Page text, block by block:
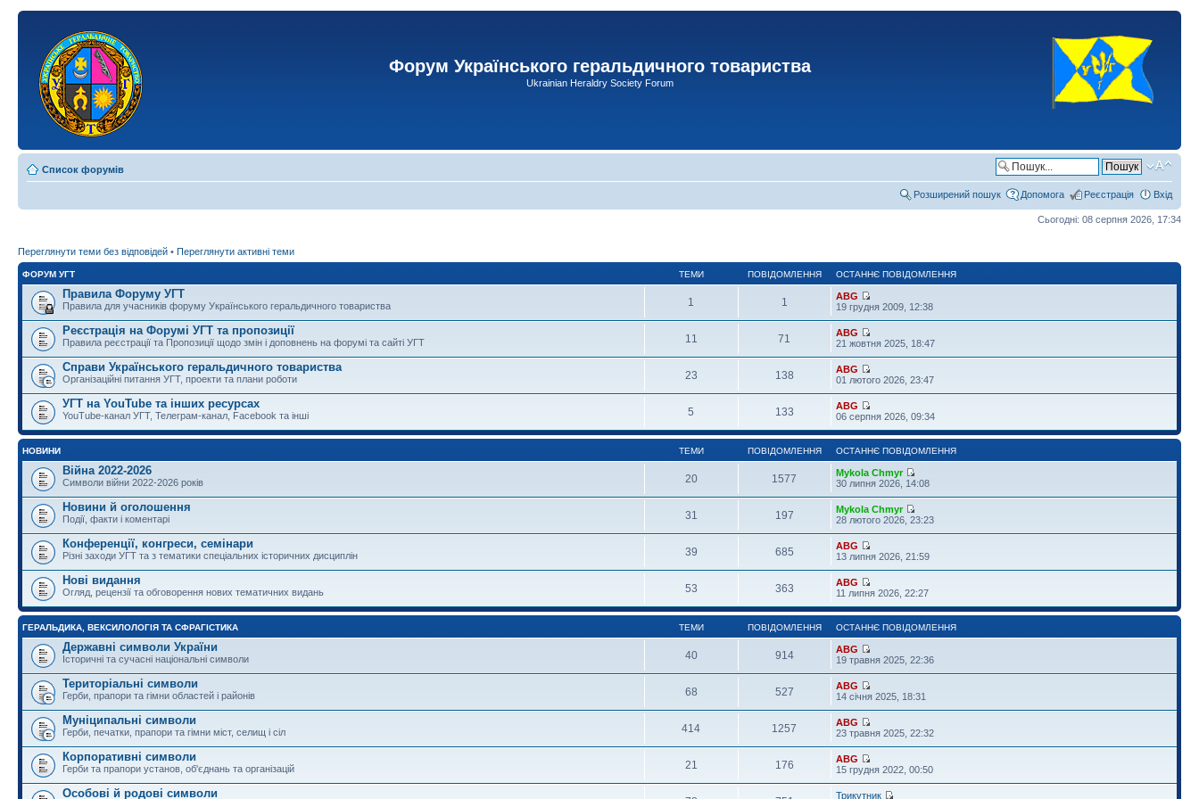
Форум Українського геральдичного товариства
Ukrainian Heraldry Society Forum
Список форумів
Розширений пошук Допомога Реєстрація Вхід
Сьогодні: 08 серпня 2026, 17:34
Переглянути теми без відповідей • Переглянути активні теми
ФОРУМ УГТ ТЕМИ ПОВІДОМЛЕННЯ ОСТАННЄ ПОВІДОМЛЕННЯ
Правила Форуму УГТ
Правила для учасників форуму Українського геральдичного товариства 1 1
ABG
19 грудня 2009, 12:38
Реєстрація на Форумі УГТ та пропозиції
Правила реєстрації та Пропозиції щодо змін і доповнень на форумі та сайті УГТ 11 71
ABG
21 жовтня 2025, 18:47
Справи Українського геральдичного товариства
Організаційні питання УГТ, проекти та плани роботи 23 138
ABG
01 лютого 2026, 23:47
УГТ на YouTube та інших ресурсах
YouTube-канал УГТ, Телеграм-канал, Facebook та інші 5 133
ABG
06 серпня 2026, 09:34
НОВИНИ ТЕМИ ПОВІДОМЛЕННЯ ОСТАННЄ ПОВІДОМЛЕННЯ
Війна 2022-2026
Символи війни 2022-2026 років 20 1577
Mykola Chmyr
30 липня 2026, 14:08
Новини й оголошення
Події, факти і коментарі 31 197
Mykola Chmyr
28 лютого 2026, 23:23
Конференції, конгреси, семінари
Різні заходи УГТ та з тематики спеціальних історичних дисциплін 39 685
ABG
13 липня 2026, 21:59
Нові видання
Огляд, рецензії та обговорення нових тематичних видань 53 363
ABG
11 липня 2026, 22:27
ГЕРАЛЬДИКА, ВЕКСИЛОЛОГІЯ ТА СФРАГІСТИКА ТЕМИ ПОВІДОМЛЕННЯ ОСТАННЄ ПОВІДОМЛЕННЯ
Державні символи України
Історичні та сучасні національні символи 40 914
ABG
19 травня 2025, 22:36
Територіальні символи
Герби, прапори та гімни областей і районів 68 527
ABG
14 січня 2025, 18:31
Муніципальні символи
Герби, печатки, прапори та гімни міст, селищ і сіл 414 1257
ABG
23 травня 2025, 22:32
Корпоративні символи
Герби та прапори установ, об'єднань та організацій 21 176
ABG
15 грудня 2022, 00:50
Особові й родові символи Трикутник